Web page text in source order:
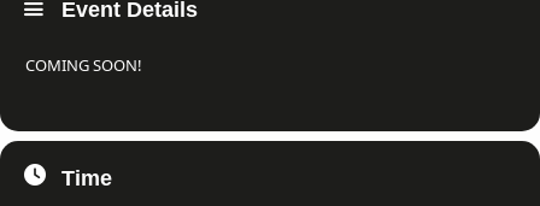
Event Details
COMING SOON!
Time